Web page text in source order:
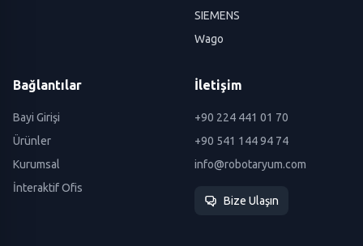
SIEMENS
Wago
Bağlantılar
Bayi Girişi
Ürünler
Kurumsal
İnteraktif Ofis
İletişim
+90 224 441 01 70
+90 541 144 94 74
info@robotaryum.com
Bize Ulaşın